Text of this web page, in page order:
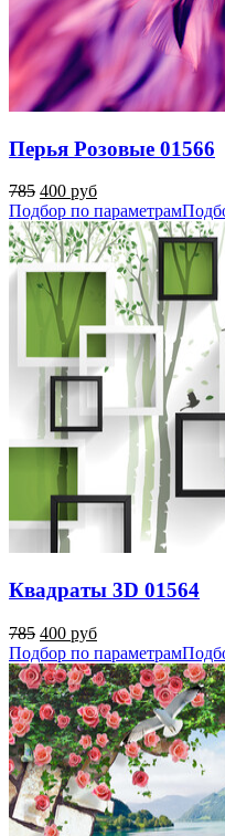
Перья Розовые 01566
785 400 руб
Подбор по параметрам
Квадраты 3D 01564
785 400 руб
Подбор по параметрам